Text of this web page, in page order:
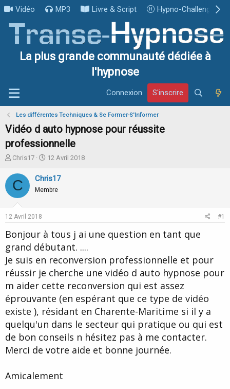
Vidéo MP3 Livre & Script Hypno-Challenge
La plus grande communauté dédiée à
l'hypnose
Connexion S'inscrire
Les différentes Techniques & Se Former-S'Informer
Vidéo d auto hypnose pour réussite
professionnelle
I
i
t
u
d
e
l
a
d
i
s
c
u
s
Chris17
D
t
d
b
t
12 Avril 2018
C Chris17
Membre
12 Avril 2018 #1
Bonjour à tous j ai une question en tant que
grand débutant. ....
Je suis en reconversion professionnelle et pour
réussir je cherche une vidéo d auto hypnose pour
m aider cette reconversion qui est assez
éprouvante (en espérant que ce type de vidéo
existe ), résidant en Charente-Maritime si il y a
quelqu'un dans le secteur qui pratique ou qui est
de bon conseils n hésitez pas à me contacter.
Merci de votre aide et bonne journée.
Amicalement